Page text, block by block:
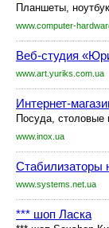
Планшеты,
www.computer-
Веб-студия
www.art.yuriks.com.ua
Интернет-
Посуда, столовые
www.inox.ua
Стабилизаторы
www.systems.net.ua
*** шоп Ласка